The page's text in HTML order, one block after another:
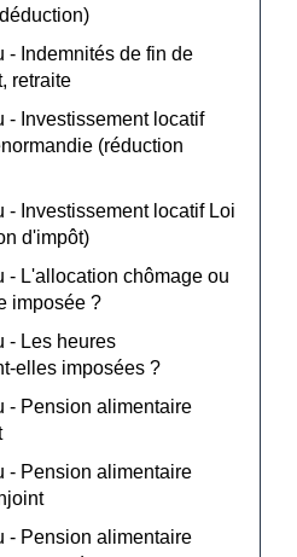
- Indemnités de fin de
retraite
- Investissement locatif
(réduction
- Investissement locatif Loi
d'impôt)
- L'allocation chômage ou
imposée ?
- Les heures
elles imposées ?
- Pension alimentaire
- Pension alimentaire
- Pension alimentaire